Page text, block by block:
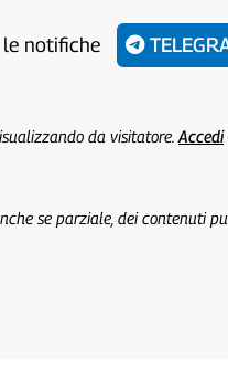
le notifiche
da visitatore. Accedi
se parziale, dei contenuti